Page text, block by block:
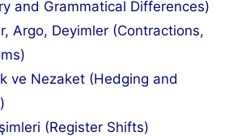
and Grammatical Differences)
Argo, Deyimler (Contractions,
ve Nezaket (Hedging and
(Register Shifts)